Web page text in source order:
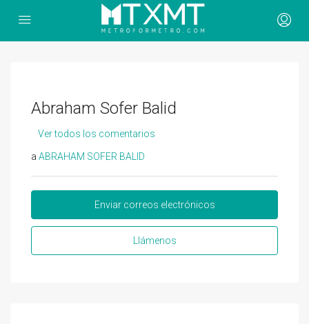
Abraham Sofer Balid
Ver todos los comentarios
a ABRAHAM SOFER BALID
Enviar correos electrónicos
Llámenos